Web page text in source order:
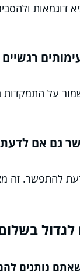
דוגמאות
על התמקדות
גם אם לדעתי
להתפשר. זה
לגדול
נותנים